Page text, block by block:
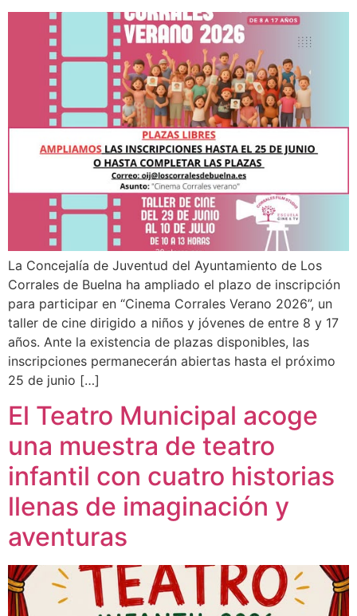
La Concejalía de Juventud del Ayuntamiento de Los
Corrales de Buelna ha ampliado el plazo de inscripción
para participar en “Cinema Corrales Verano 2026”, un
taller de cine dirigido a niños y jóvenes de entre 8 y 17
años. Ante la existencia de plazas disponibles, las
inscripciones permanecerán abiertas hasta el próximo
25 de junio […]
El Teatro Municipal acoge
una muestra de teatro
infantil con cuatro historias
llenas de imaginación y
aventuras